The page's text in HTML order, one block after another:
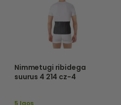
Nimmetugi ribidega
suurus 4 214 cz-4